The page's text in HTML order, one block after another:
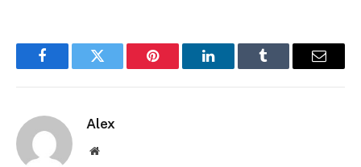
FacebookTwitter Pinterest LinkedInTumblr Email
Alex
Website